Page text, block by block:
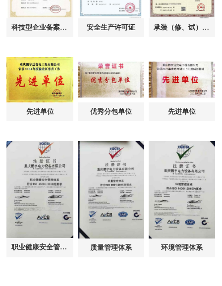
科技型企业备案证书 安全生产许可证 承装（修、试）电力设施许可证
先进单位 优秀分包单位 先进单位
职业健康安全管理体系 质量管理体系 环境管理体系